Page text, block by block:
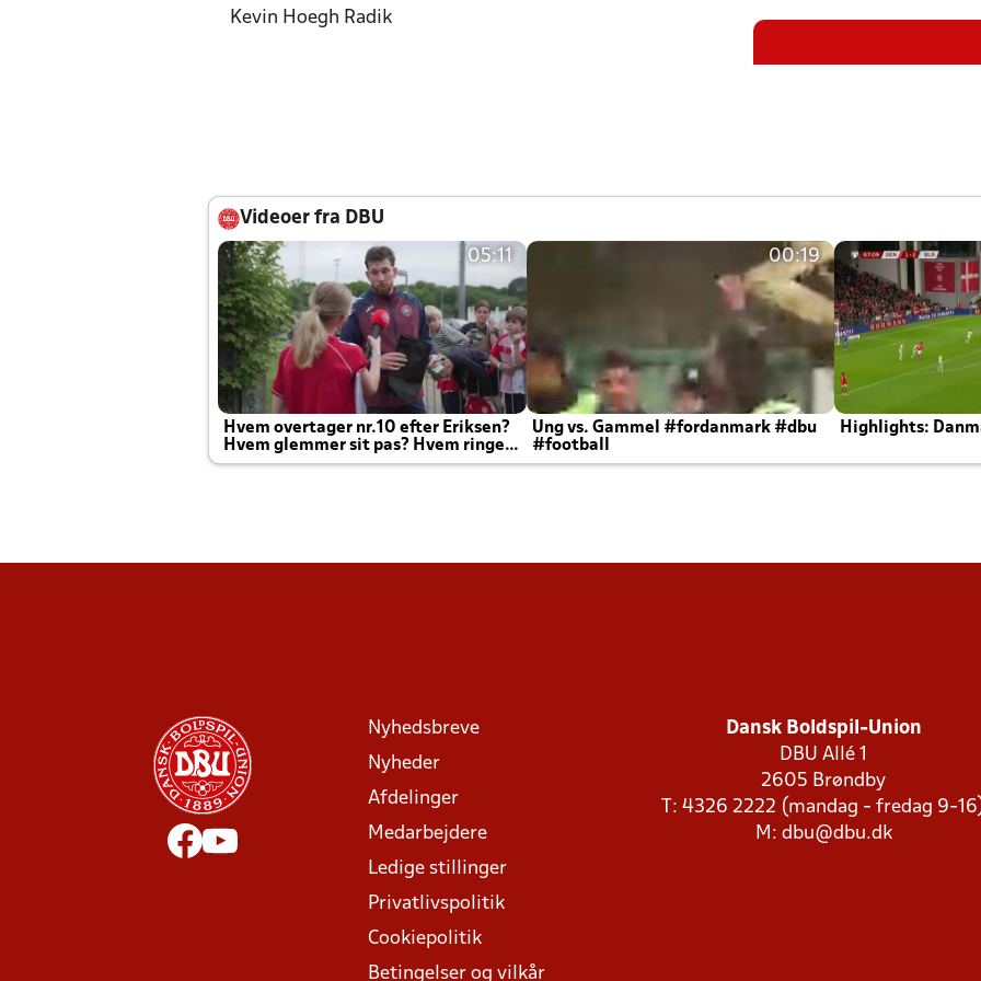
Kevin Hoegh Radik
Videoer fra DBU
05:11
Hvem overtager nr.10 efter Eriksen?
Hvem glemmer sit pas? Hvem ringer
Joachim altid til efter kampe?
00:19
Ung vs. Gammel #fordanmark #dbu
#football
Highlights:
Nyhedsbreve
Nyheder
Afdelinger
Medarbejdere
Ledige stillinger
Privatlivspolitik
Cookiepolitik
Betingelser og vilkår
Dansk Boldspil-Union
DBU Allé 1
2605 Brøndby
T: 4326 2222 (mandag - fredag 9-
M: dbu@dbu.dk